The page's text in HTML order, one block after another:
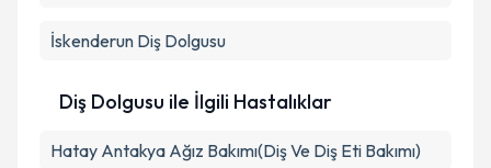
İskenderun Diş Dolgusu
Diş Dolgusu ile İlgili Hastalıklar
Hatay Antakya Ağız Bakımı(Diş Ve Diş Eti Bakımı)